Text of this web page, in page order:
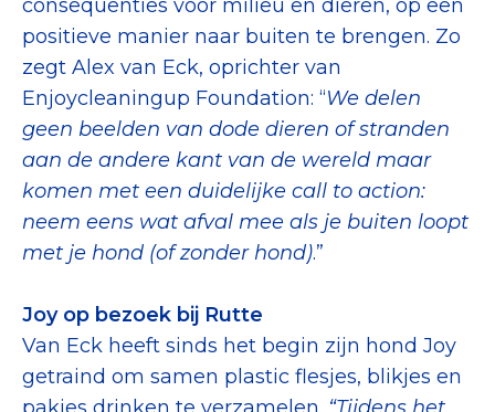
Contact & Signalen
Check keurmerk goede doelen
Collecterooster/wervingrooster
Nieuws
consequenties voor milieu en dieren, op een
positieve manier naar buiten te brengen. Zo
zegt Alex van Eck, oprichter van
Enjoycleaningup Foundation: “We delen
geen beelden van dode dieren of stranden
aan de andere kant van de wereld maar
komen met een duidelijke call to action:
neem eens wat afval mee als je buiten loopt
met je hond (of zonder hond).”
Joy op bezoek bij Rutte
Van Eck heeft sinds het begin zijn hond Joy
getraind om samen plastic flesjes, blikjes en